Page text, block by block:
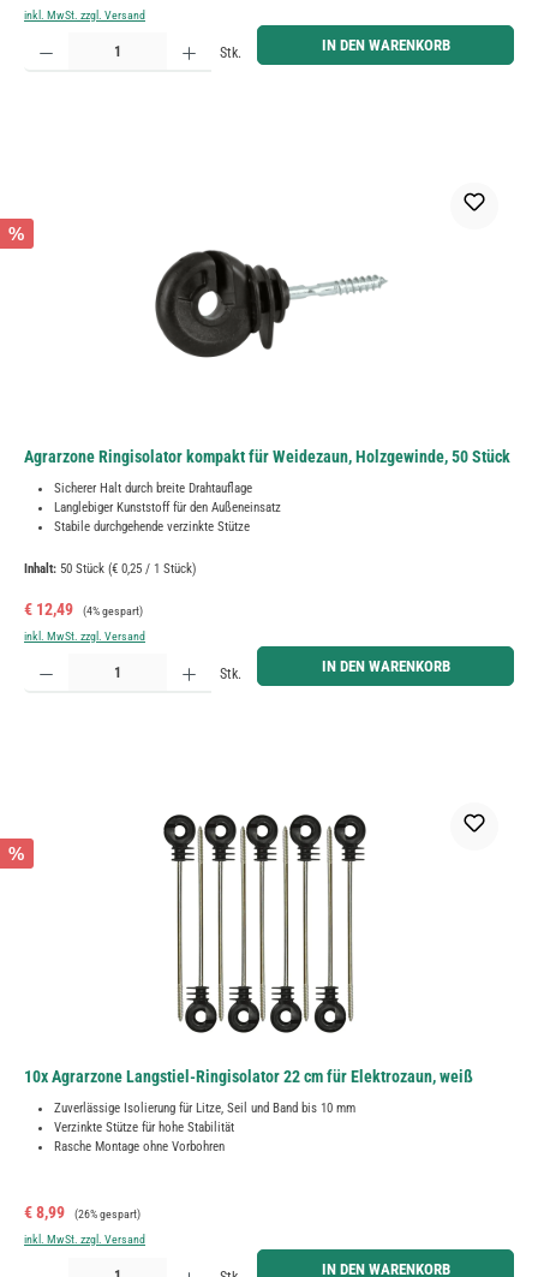
inkl. MwSt. zzgl. Versand
Produkt Anzahl: Gib den gewünschten Wert ein oder benutze die Schaltflächen um die Anzahl zu
Stk. IN DEN WARENKORB
%
Agrarzone Ringisolator kompakt für Weidezaun, Holzgewinde, 50 Stück
Sicherer Halt durch breite Drahtauflage
Langlebiger Kunststoff für den Außeneinsatz
Stabile durchgehende verzinkte Stütze
Inhalt: 50 Stück (€ 0,25 / 1 Stück)
Verkaufspreis:
€ 12,49 Regulärer Preis:
(4% gespart)
inkl. MwSt. zzgl. Versand
Produkt Anzahl: Gib den gewünschten Wert ein oder benutze die Schaltflächen um die Anzahl zu
Stk. IN DEN WARENKORB
%
10x Agrarzone Langstiel-Ringisolator 22 cm für Elektrozaun, weiß
Zuverlässige Isolierung für Litze, Seil und Band bis 10 mm
Verzinkte Stütze für hohe Stabilität
Rasche Montage ohne Vorbohren
Verkaufspreis:
€ 8,99 Regulärer Preis:
(26% gespart)
inkl. MwSt. zzgl. Versand
Produkt Anzahl: Gib den gewünschten Wert ein oder benutze die Schaltflächen um die Anzahl zu
IN DEN WARENKORB